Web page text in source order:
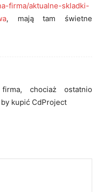
firma/aktualne-skladki-
, mają tam świetne
chociaż ostatnio
by kupić CdProject